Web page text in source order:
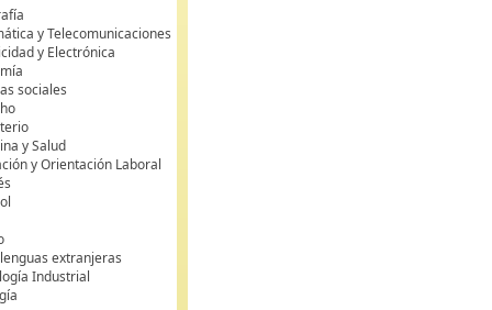
y Telecomunicaciones
y Electrónica
sociales
y Salud
y Orientación Laboral
extranjeras
Industrial